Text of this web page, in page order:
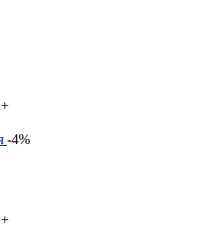
+
-4%
+